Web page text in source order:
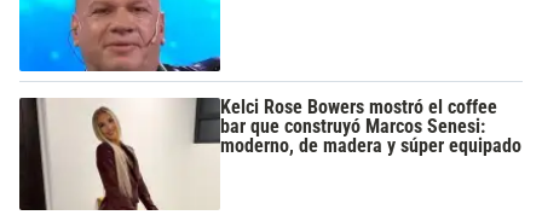
Kelci Rose Bowers mostró el coffee
bar que construyó Marcos Senesi:
moderno, de madera y súper equipado